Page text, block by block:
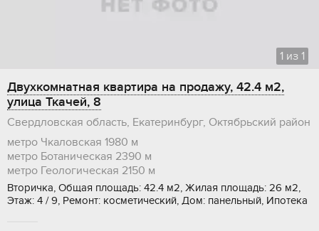
1 из 1
Двухкомнатная квартира на продажу, 42.4 м2,
улица Ткачей, 8
Свердловская область, Екатеринбург, Октябрьский район
метро Чкаловская 1980 м
метро Ботаническая 2390 м
метро Геологическая 2150 м
Вторичка, Общая площадь: 42.4 м2, Жилая площадь: 26 м2,
Этаж: 4 / 9, Ремонт: косметический, Дом: панельный, Ипотека